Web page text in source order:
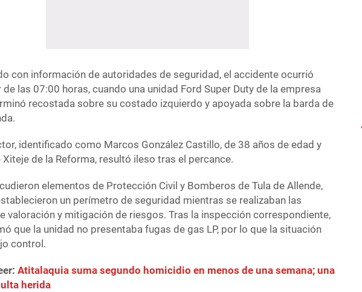
con información de autoridades de seguridad, el accidente ocurrió
de las 07:00 horas, cuando una unidad Ford Super Duty de la empresa
recostada sobre su costado izquierdo y apoyada sobre la barda de
identificado como Marcos González Castillo, de 38 años de edad y
Xiteje de la Reforma, resultó ileso tras el percance.
elementos de Protección Civil y Bomberos de Tula de Allende,
un perímetro de seguridad mientras se realizaban las
valoración y mitigación de riesgos. Tras la inspección correspondiente,
que la unidad no presentaba fugas de gas LP, por lo que la situación
control.
Atitalaquia suma segundo homicidio en menos de una semana; una
herida